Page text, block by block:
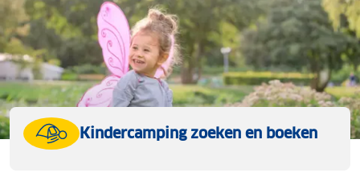
Kindercamping zoeken en boeken